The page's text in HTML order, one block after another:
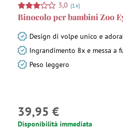
3,0 (1x)
Binocolo per bambini Zoo
Design di volpe unico e
Ingrandimento 8x e messa a
Peso leggero
39,95 €
Disponibilità immediata